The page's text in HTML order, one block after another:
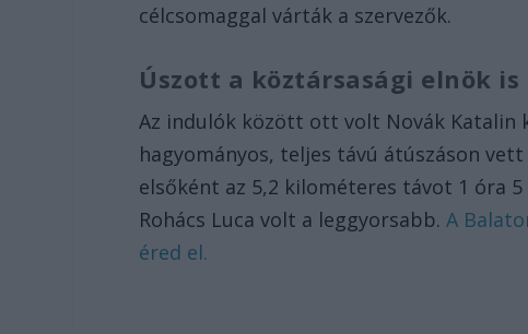
célcsomaggal várták a szervezők.
Úszott a köztársasági elnök is
Az indulók között ott volt Novák Katalin
hagyományos, teljes távú átúszáson
elsőként az 5,2 kilométeres távot 1 óra
Rohács Luca volt a leggyorsabb.A
éred el.